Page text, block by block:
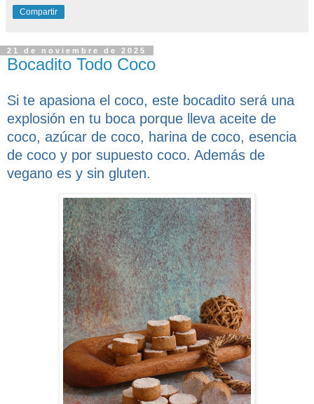
Compartir
21 de noviembre de 2025
Bocadito Todo Coco
Si te apasiona el coco, este bocadito será una
explosión en tu boca porque lleva aceite de
coco, azúcar de coco, harina de coco, esencia
de coco y por supuesto coco. Además de
vegano es y sin gluten.